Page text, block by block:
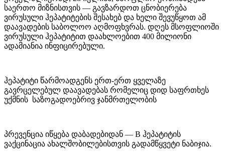
საერთო მიზნისთვის — გავზარდოთ ცნობიერება
ვირუსული ჰეპატიტების შესახებ და ხელი შევუწყოთ ამ
დაავადების საბოლოო აღმოფხვრას. დღეს მსოფლიოში
ვირუსული ჰეპატიტით დაახლოებით 400 მილიონი
ადამიანია ინფიცირებული.
ჰეპატიტი წარმოადგენს ერთ-ერთ ყველაზე
გავრცელებულ დაავადებას რომელიც დიდ საფრთხეს
უქმნის საზოგადოებრივ ჯანმრთელობის
პრევენცია იწყება დაბადებიდან — B ჰეპატიტის
ვაქცინაცია ახალშობილებისთვის გადამწყვეტი ნაბიჯია.